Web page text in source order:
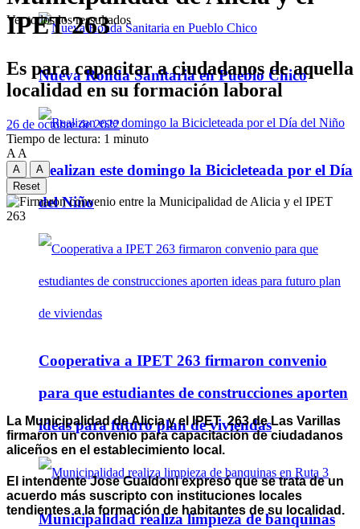
Nueva Ronda Sanitaria en Pueblo Chico
Realizan este domingo la Bicicleteada por el Día
del Niño
Cooperativa a IPET 263 firmaron convenio
para que estudiantes de construcciones aporten
ideas para futuro plan de viviendas
Municipalidad realiza limpieza de banquinas
Ver todos los ressultados
IPET 263
Es para capacitar a ciudadanos de aquella
localidad en su formación laboral
26 de octubre de 2022
Tiempo de lectura: 1 minuto
A A
A
A
Reset
La Municipalidad de Alicia y el IPET 263 de Las Varillas
firmaron un convenio para capacitación de ciudadanos
aliceños en el establecimiento local.
El intendente Jose Gualdoni expresó que se trata de un
acuerdo más suscripto con instituciones locales
tendientes a la formación de habitantes de su localidad.